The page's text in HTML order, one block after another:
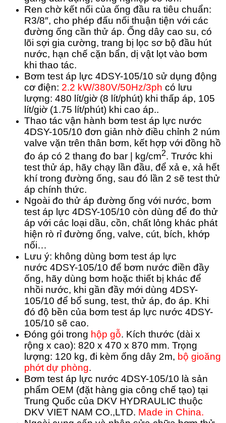
Ren chờ kết nối của ống đầu ra tiêu chuẩn:
R3/8″, cho phép đấu nối thuận tiện với các
đường ống cần thử áp. Ống dây cao su, có
lõi sợi gia cường, trang bị lọc sơ bộ đầu hút
nước, hạn chế cặn bẩn, dị vật lọt vào bơm
khi thao tác.
Bơm test áp lực 4DSY-105/10 sử dụng động
cơ điện: 2.2 kW/380V/50Hz/3ph có lưu
lượng: 480 lít/giờ (8 lít/phút) khi thấp áp, 105
lít/giờ (1.75 lít/phút) khi cao áp..
Thao tác vận hành bơm test áp lực nước
4DSY-105/10 đơn giản nhờ điều chỉnh 2 núm
valve vặn trên thân bơm, kết hợp với đồng hồ
đo áp có 2 thang đo bar | kg/cm2. Trước khi
test thử áp, hãy chạy lần đầu, để xả e, xả hết
khí trong đường ống, sau đó lần 2 sẽ test thử
áp chính thức.
Ngoài đo thử áp đường ống với nước, bơm
test áp lực 4DSY-105/10 còn dùng để đo thử
áp với các loại dầu, cồn, chất lỏng khác phát
hiện rò rỉ đường ống, valve, cút, bích, khớp
nối…
Lưu ý: không dùng bơm test áp lực
nước 4DSY-105/10 để bơm nước điền đầy
ống, hãy dùng bơm hoặc thiết bị khác để
nhồi nước, khi gần đầy mới dùng 4DSY-
105/10 để bổ sung, test, thử áp, đo áp. Khi
đó độ bền của bơm test áp lực nước 4DSY-
105/10 sẽ cao.
Đóng gói trong hộp gỗ. Kích thước (dài x
rộng x cao): 820 x 470 x 870 mm. Trọng
lượng: 120 kg, đi kèm ống dây 2m, bộ gioăng
phớt dự phòng.
Bơm test áp lực nước 4DSY-105/10 là sản
phẩm OEM (đặt hàng gia công chế tạo) tại
Trung Quốc của DKV HYDRAULIC thuộc
DKV VIET NAM CO.,LTD. Made in China.